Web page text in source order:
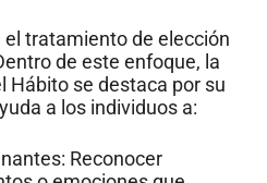
el tratamiento de elección
de este enfoque, la
Hábito se destaca por su
a los individuos a:
Reconocer